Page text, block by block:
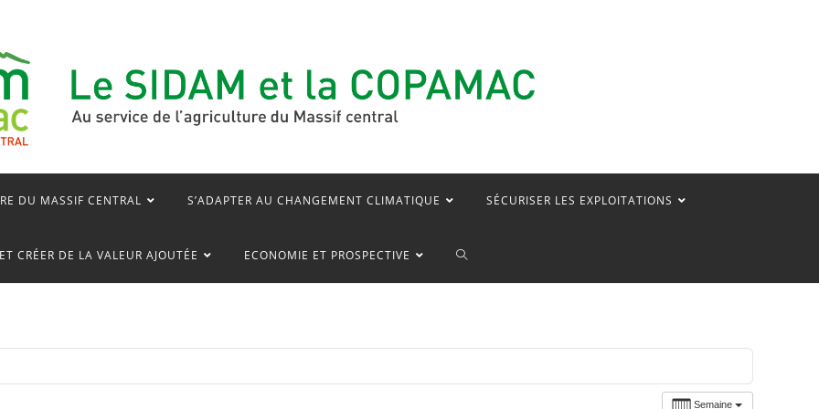
DU MASSIF CENTRAL S’ADAPTER AU CHANGEMENT CLIMATIQUE SÉCURISER LES EXPLOITATIONS
CRÉER DE LA VALEUR AJOUTÉE ECONOMIE ET PROSPECTIVE TOGGLE
Semaine